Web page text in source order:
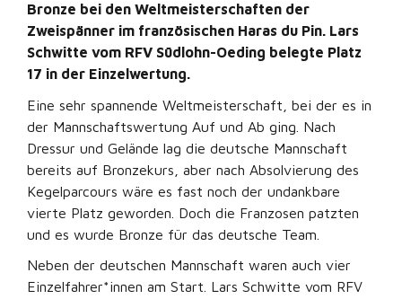
Bronze bei den Weltmeisterschaften der
Zweispänner im französischen Haras du Pin. Lars
Schwitte vom RFV Südlohn-Oeding belegte Platz
17 in der Einzelwertung.
Eine sehr spannende Weltmeisterschaft, bei der es in
der Mannschaftswertung Auf und Ab ging. Nach
Dressur und Gelände lag die deutsche Mannschaft
bereits auf Bronzekurs, aber nach Absolvierung des
Kegelparcours wäre es fast noch der undankbare
vierte Platz geworden. Doch die Franzosen patzten
und es wurde Bronze für das deutsche Team.
Neben der deutschen Mannschaft waren auch vier
Einzelfahrer*innen am Start. Lars Schwitte vom RFV